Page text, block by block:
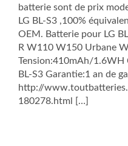
batterie sont de prix
LG BL-S3 ,100%
OEM. Batterie pour LG
R W110 W150 Urbane
Tension:410mAh/1.6WH
BL-S3 Garantie:1 an de
http://
180278.html […]